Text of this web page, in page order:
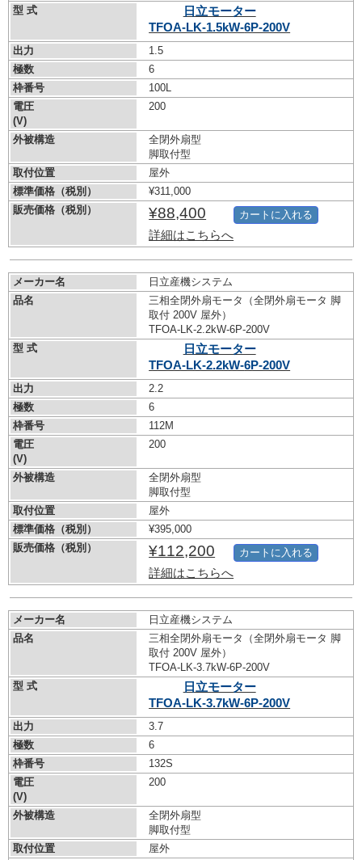
型 式
日立モーター
TFOA-LK-1.5kW-6P-200V
出力
1.5
極数
6
枠番号
100L
電圧
(V)
200
外被構造
全閉外扇型
脚取付型
取付位置
屋外
標準価格（税別）
¥311,000
販売価格（税別）
¥88,400
詳細はこちらへ
カートに入れる
メーカー名
日立産機システム
品名
三相全閉外扇モータ（全閉外扇モータ 脚
取付 200V 屋外）
TFOA-LK-2.2kW-6P-200V
型 式
日立モーター
TFOA-LK-2.2kW-6P-200V
出力
2.2
極数
6
枠番号
112M
電圧
(V)
200
外被構造
全閉外扇型
脚取付型
取付位置
屋外
標準価格（税別）
¥395,000
販売価格（税別）
¥112,200
詳細はこちらへ
カートに入れる
メーカー名
日立産機システム
品名
三相全閉外扇モータ（全閉外扇モータ 脚
取付 200V 屋外）
TFOA-LK-3.7kW-6P-200V
型 式
日立モーター
TFOA-LK-3.7kW-6P-200V
出力
3.7
極数
6
枠番号
132S
電圧
(V)
200
外被構造
全閉外扇型
脚取付型
取付位置
屋外